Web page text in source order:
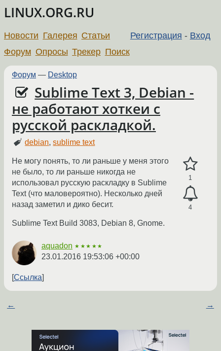
LINUX.ORG.RU
Регистрация - Вход
Новости Галерея Статьи
Форум Опросы Трекер Поиск
Форум — Desktop
Sublime Text 3, Debian -
не работают хоткеи с
русской раскладкой.
debian,sublime text
1
4
Не могу понять, то ли раньше у меня этого
не было, то ли раньше никогда не
использовал русскую раскладку в Sublime
Text (что маловероятно). Несколько дней
назад заметил и дико бесит.
Sublime Text Build 3083, Debian 8, Gnome.
aquadon ★★★★★
23.01.2016 19:53:06 +00:00
Ссылка
← →